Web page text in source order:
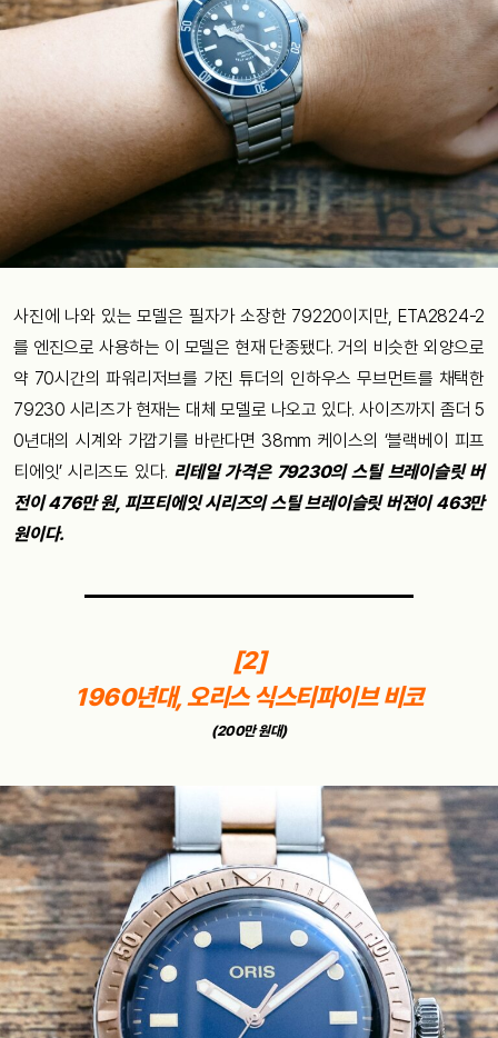
사진에 나와 있는 모델은 필자가 소장한 79220이지만, ETA2824-2
를 엔진으로 사용하는 이 모델은 현재 단종됐다. 거의 비슷한 외양으로
약 70시간의 파워리저브를 가진 튜더의 인하우스 무브먼트를 채택한
79230 시리즈가 현재는 대체 모델로 나오고 있다. 사이즈까지 좀더 5
0년대의 시계와 가깝기를 바란다면 38mm 케이스의 ‘블랙베이 피프
티에잇’ 시리즈도 있다. 리테일 가격은 79230의 스틸 브레이슬릿 버
전이 476만 원, 피프티에잇 시리즈의 스틸 브레이슬릿 버젼이 463만
원이다.
[2]
1960년대, 오리스 식스티파이브 비코
(200만 원대)